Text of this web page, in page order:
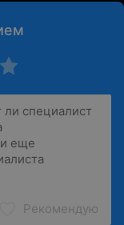
Рекомендую